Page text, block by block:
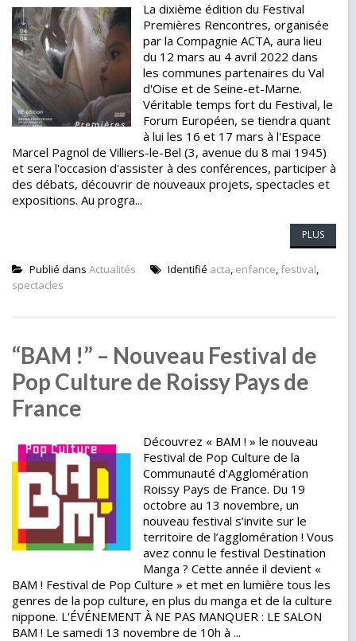
La dixième édition du Festival
Premières Rencontres, organisée
par la Compagnie ACTA, aura lieu
du 12 mars au 4 avril 2022 dans
les communes partenaires du Val
d'Oise et de Seine-et-Marne.
Véritable temps fort du Festival, le
Forum Européen, se tiendra quant
à lui les 16 et 17 mars à l'Espace
Marcel Pagnol de Villiers-le-Bel (3, avenue du 8 mai 1945)
et sera l'occasion d'assister à des conférences, participer à
des débats, découvrir de nouveaux projets, spectacles et
expositions. Au progra...
PLUS
Publié dans Actualités Identifié acta, enfance, festival,
spectacles
“BAM !” – Nouveau Festival de
Pop Culture de Roissy Pays de
France
Découvrez « BAM ! » le nouveau
Festival de Pop Culture de la
Communauté d'Agglomération
Roissy Pays de France. Du 19
octobre au 13 novembre, un
nouveau festival s’invite sur le
territoire de l’agglomération ! Vous
avez connu le festival Destination
Manga ? Cette année il devient «
BAM ! Festival de Pop Culture » et met en lumière tous les
genres de la pop culture, en plus du manga et de la culture
nippone. L'ÉVÉNEMENT À NE PAS MANQUER : LE SALON
BAM ! Le samedi 13 novembre de 10h à ...